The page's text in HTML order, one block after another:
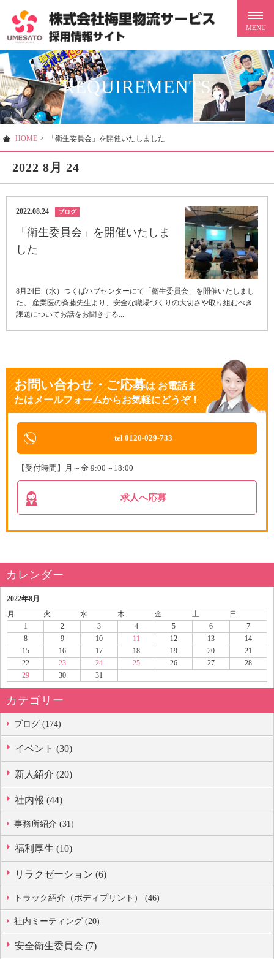
REQUIREMENTS
HOME > 「衛生委員会」を開催いたしました
2022 8月 24
2022.08.24 ブログ
「衛生委員会」を開催いたしま
した
8月24日（水）つくばハブセンターにて「衛生委員会」を開催いたしまし
た。 産業医の斉藤先生より、安全な職場づくりの大切さや取り組むべき
課題についてお話をお聞きする...
お問い合わせ・ご応募はお電話ま
たはメールフォームからお気軽にどうぞ！
tel 0120-029-733
【受付時間】月～金 9:00～18:00
求人へ応募
カレンダー
2022年8月
月
火 水 木 金 土
日
1
2 3 4 5 6
7
8
9 10 11 12 13
14
15
16 17 18 19 20
21
22
23 24 25 26 27
28
29
30 31
カテゴリー
ブログ (174)
イベント (30)
新人紹介 (20)
社内報 (44)
事務所紹介 (31)
福利厚生 (10)
リラクゼーション (6)
トラック紹介（ボディプリント） (46)
社内ミーティング (20)
安全衛生委員会 (7)